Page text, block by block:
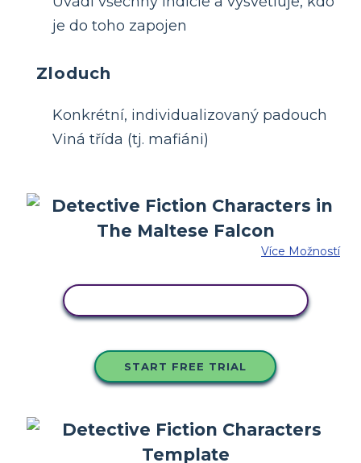
je do toho zapojen
Zloduch
Konkrétní, individualizovaný padouch
Viná třída (tj. mafiáni)
Více Možností
START FREE TRIAL